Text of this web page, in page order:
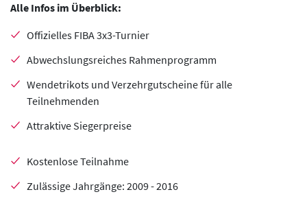
Alle Infos im Überblick:
Offizielles FIBA 3x3-Turnier
Abwechslungsreiches Rahmenprogramm
Wendetrikots und Verzehrgutscheine für alle
Teilnehmenden
Attraktive Siegerpreise
Kostenlose Teilnahme
Zulässige Jahrgänge: 2009 - 2016